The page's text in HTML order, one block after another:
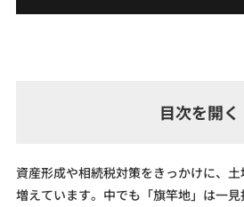
資産形成や相続税対策をきっかけに、
増えています。中でも「旗竿地」は一